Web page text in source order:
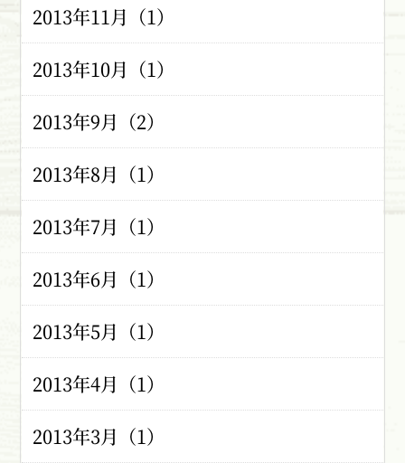
2013年11月（1）
2013年10月（1）
2013年9月（2）
2013年8月（1）
2013年7月（1）
2013年6月（1）
2013年5月（1）
2013年4月（1）
2013年3月（1）